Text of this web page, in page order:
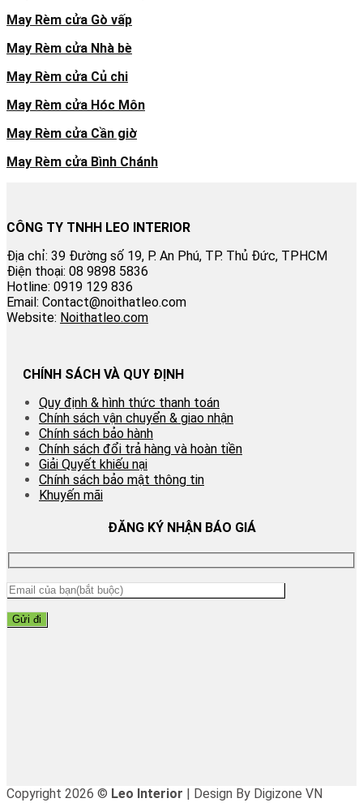
May Rèm cửa Gò vấp
May Rèm cửa Nhà bè
May Rèm cửa Củ chi
May Rèm cửa Hóc Môn
May Rèm cửa Cần giờ
May Rèm cửa Bình Chánh
CÔNG TY TNHH LEO INTERIOR
Địa chỉ: 39 Đường số 19, P. An Phú, TP. Thủ Đức, TPHCM
Điện thoại: 08 9898 5836
Hotline: 0919 129 836
Email: Contact@noithatleo.com
Website: Noithatleo.com
CHÍNH SÁCH VÀ QUY ĐỊNH
Quy định & hình thức thanh toán
Chính sách vận chuyển & giao nhận
Chính sách bảo hành
Chính sách đổi trả hàng và hoàn tiền
Giải Quyết khiếu nại
Chính sách bảo mật thông tin
Khuyến mãi
ĐĂNG KÝ NHẬN BÁO GIÁ
Copyright 2026 © Leo Interior | Design By Digizone VN